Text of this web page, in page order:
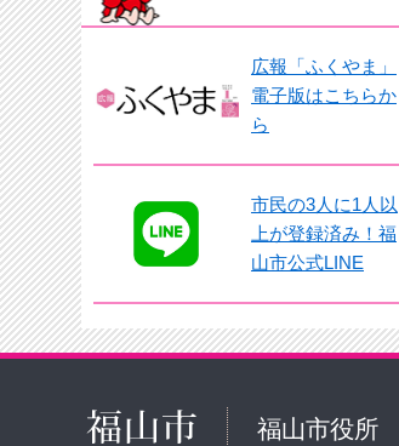
広報「ふくやま」
電子版はこちらか
ら
市民の3人に1人以
上が登録済み！福
山市公式LINE
福山市役所